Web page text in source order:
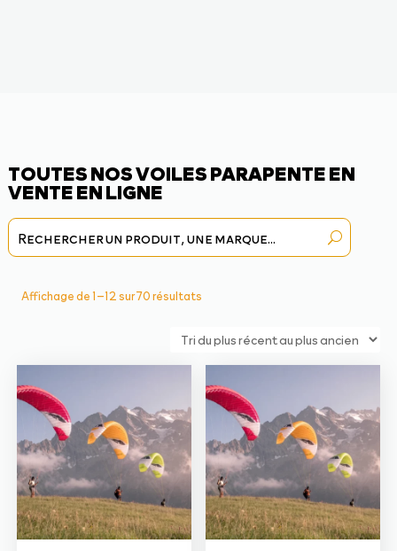
TOUTES NOS VOILES PARAPENTE EN
VENTE EN LIGNE
Affichage de 1–12 sur 70 résultatsTrié
récent
ancien